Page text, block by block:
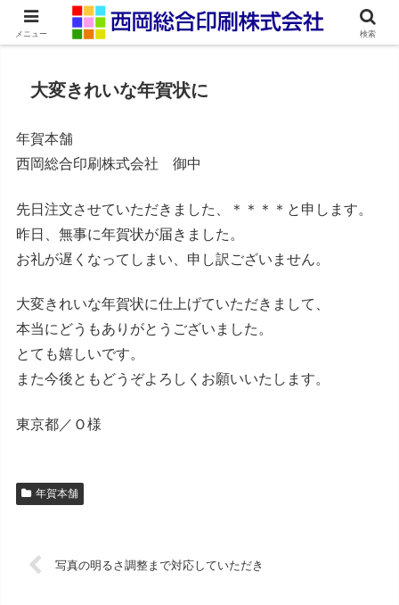
ネット印刷通販・オンデマンド印刷
大変きれいな年賀状に
年賀本舗
西岡総合印刷株式会社 御中
先日注文させていただきました、＊＊＊＊と申します。
昨日、無事に年賀状が届きました。
お礼が遅くなってしまい、申し訳ございません。
大変きれいな年賀状に仕上げていただきまして、
本当にどうもありがとうございました。
とても嬉しいです。
また今後ともどうぞよろしくお願いいたします。
東京都／Ｏ様
年賀本舗
写真の明るさ調整まで対応していただき
メニュー 検索